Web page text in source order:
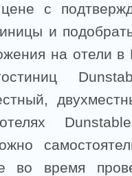
с
и
на отели в
во время